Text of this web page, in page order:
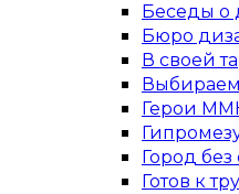
Беседы о
Бюро
В своей
Герои
Город без
Готов к